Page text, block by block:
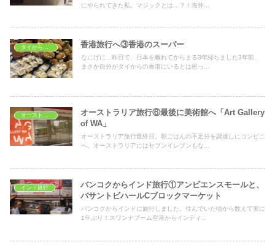
にやられてきた私。マジックとは…？！海外...
タイから海外へ 香港旅行へ③香港のスーパー
なにげに…昨日で、日本を離れてからまる3年経ちました3年前、
まさか自分がタイからの香港にいるとは思っ...
オーストラリア旅行
オーストラリア旅行⑥最後に美術館へ「Art Gallery
of WA」
オーストラリア旅行最終日。朝ごはんの不足分を調達しにコンビニ
へ。オーストラリアにはセブンイレブンもな...
インド旅行
バンコクからインド旅行①アンビエンスモールと、
バサントビハールCブロックマーケット
バンコクからインドに旅行しました。住んでいた頃から数えて実に
1年ぶり！スワンナプーム空港からインディ...